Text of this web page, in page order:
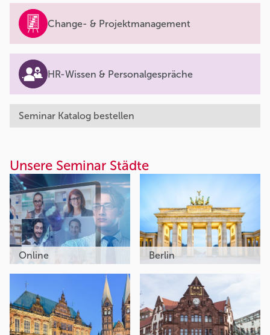
Change- & Projektmanagement
HR-Wissen & Personalgespräche
Seminar Katalog bestellen
Unsere Seminar Städte
Online Berlin